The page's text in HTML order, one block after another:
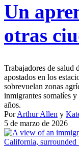
Un
otras
Trabajadores de salud
apostados en los
sobrevuelan zonas
inmigrantes somalíes
años.
PorArthur Allen y
5 de marzo de 2026